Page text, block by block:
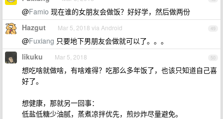
@Famio 现在谁的女朋友会做饭？好好学，然后做两份
49
Hazgut Mar 5, 2018 via Android
@Fuxiang 只要地下男朋友会做就可以了。。。
50
likuku Mar 5, 2018
想吃啥就做啥，有啥难得？吃那么多年饭了，也该只知道自己喜
好了。
想健康，那就另一回事：
低盐低糖少油腻，蒸煮凉拌优先，煎炒炸尽量避免。